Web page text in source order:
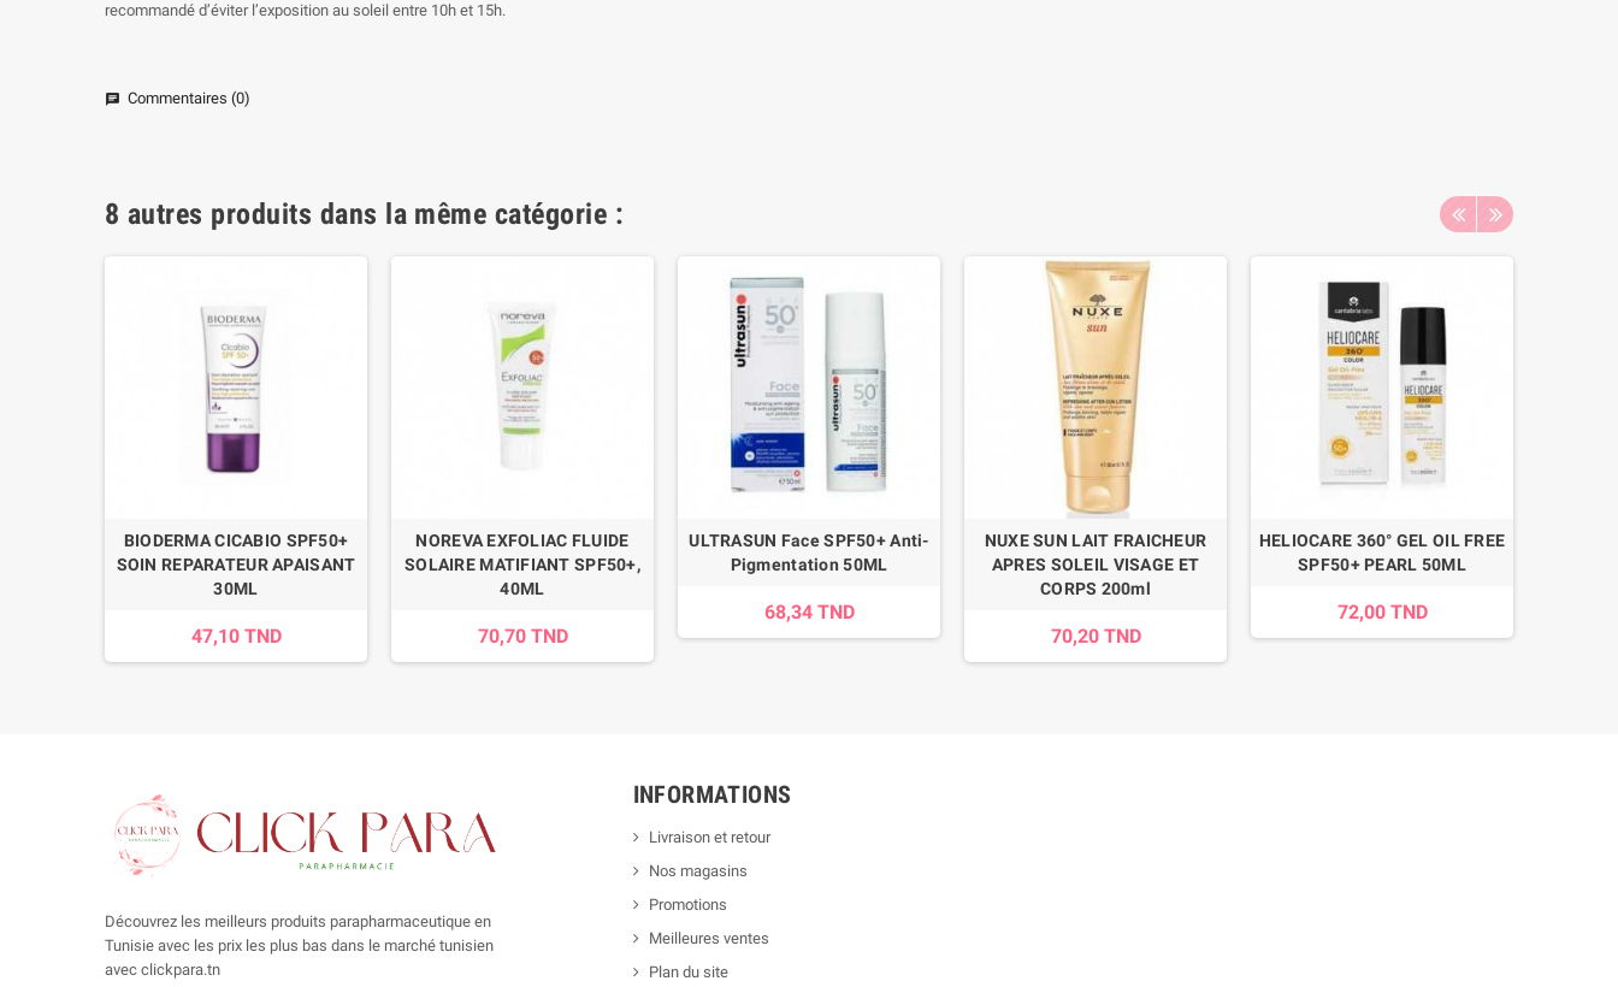
recommandé d’éviter l’exposition au soleil entre 10h et 15h.
chat Commentaires (0)
8 autres produits dans la même catégorie :
BIODERMA CICABIO SPF50+
SOIN REPARATEUR APAISANT
30ML
47,10 TND
NOREVA EXFOLIAC FLUIDE
SOLAIRE MATIFIANT SPF50+,
40ML
70,70 TND
ULTRASUN Face SPF50+ Anti-
Pigmentation 50ML
68,34 TND
NUXE SUN LAIT FRAICHEUR
APRES SOLEIL VISAGE ET
CORPS 200ml
70,20 TND
HELIOCARE 360° GEL OIL FREE
SPF50+ PEARL 50ML
72,00 TND
Découvrez les meilleurs produits parapharmaceutique en
Tunisie avec les prix les plus bas dans le marché tunisien
avec clickpara.tn
INFORMATIONS
Livraison et retour
Nos magasins
Promotions
Meilleures ventes
Plan du site